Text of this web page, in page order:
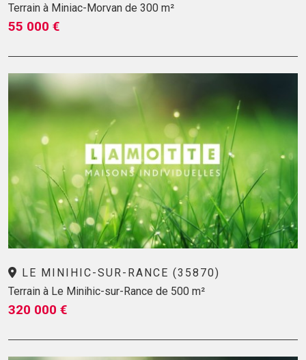
Terrain à Miniac-Morvan de 300 m²
55 000 €
LE MINIHIC-SUR-RANCE (35870)
Terrain à Le Minihic-sur-Rance de 500 m²
320 000 €